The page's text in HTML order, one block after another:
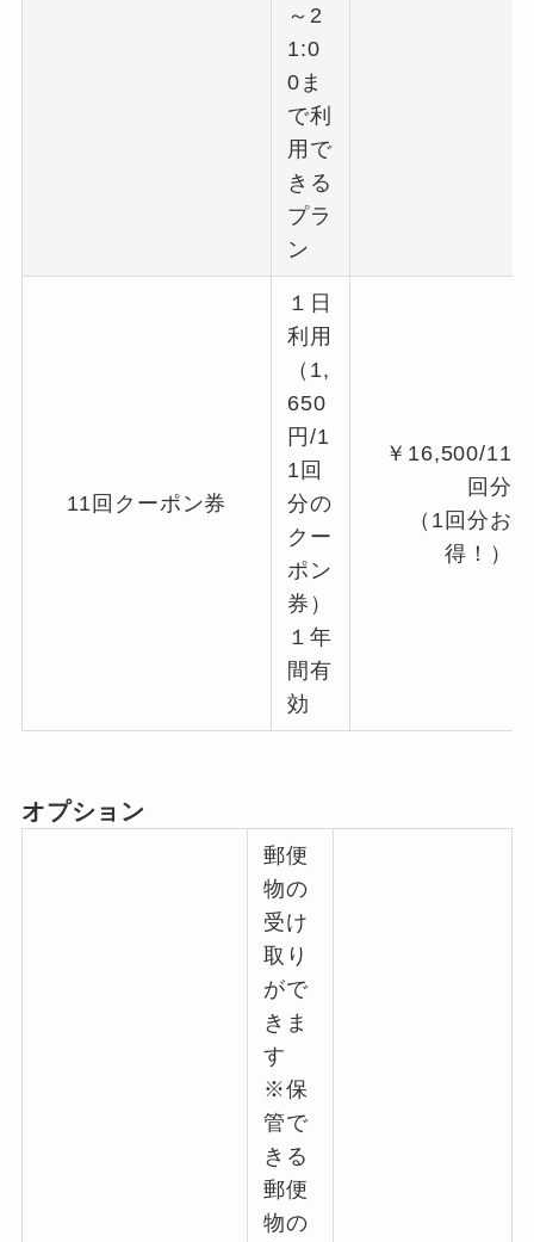
～2
1:0
0ま
で利
用で
きる
プラ
ン
11回クーポン券
１日
利用
（1,
650
円/1
1回
分の
クー
ポン
券）
１年
間有
効
￥16,500/11
回分
（1回分お
得！）
オプション
郵便
物の
受け
取り
がで
きま
す
※保
管で
きる
郵便
物の